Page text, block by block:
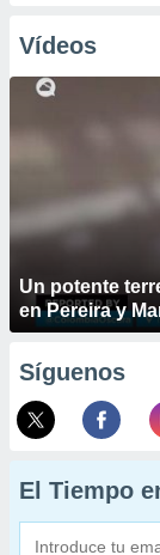
Vídeos
Un potente
en Pereira y
Síguenos
El Tiempo